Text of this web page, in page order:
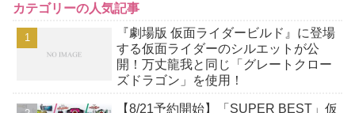
カテゴリーの人気記事
『劇場版 仮面ライダービルド』に登場
する仮面ライダーのシルエットが公
開！万丈龍我と同じ「グレートクロー
ズドラゴン」を使用！
【8/21予約開始】「SUPER BEST」仮